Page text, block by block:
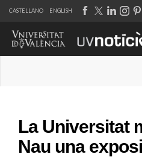
CASTELLANO ENGLISH
La Universitat
Nau una